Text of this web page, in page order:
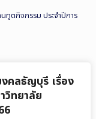
งคลธัญบุรี เรื่อง
วิทยาลัย
ทูตกิจกรรม ประจำปีการ